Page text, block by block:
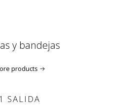
y bandejas
products
SALIDA